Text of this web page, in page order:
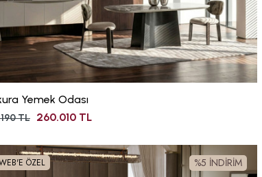
Yemek Odası
TL 260.010 TL
%5 İNDİRİM
ÖZEL